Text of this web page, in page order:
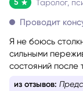
5 Таролог,
Проводит
Я не боюсь
сильными
состояний